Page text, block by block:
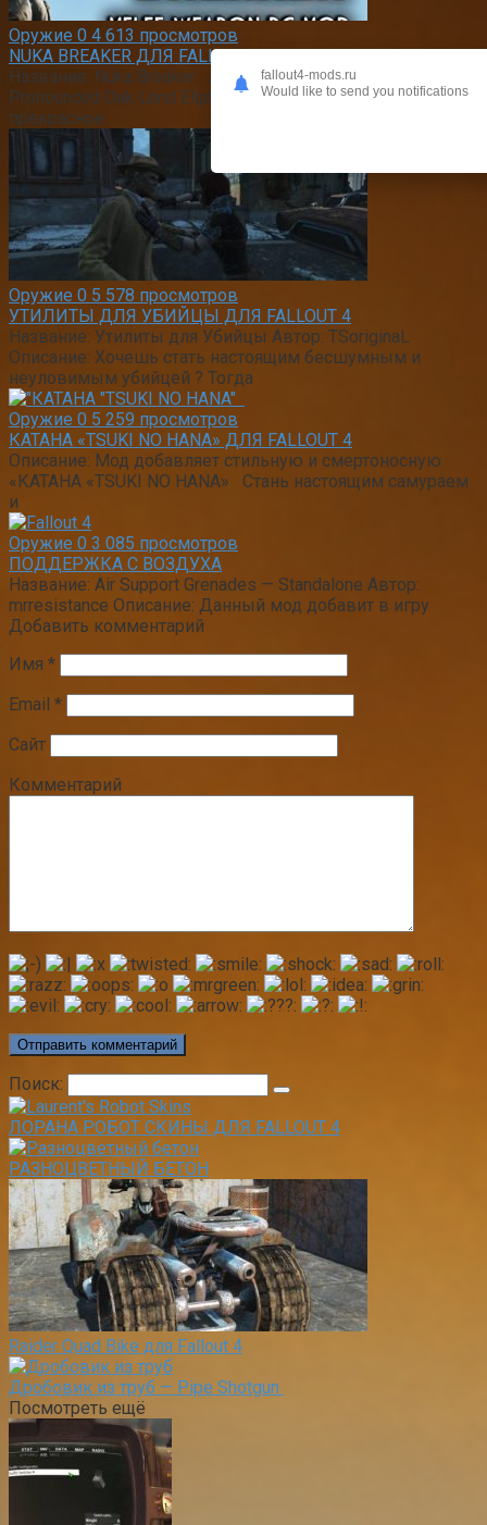
Оружие 0 4 613 просмотров
NUKA BREAKER ДЛЯ FALLOUT 4
Название: Nuka Breaker Автор: Oakland Elliff —
Pronounced Oak Lend Eliph Описание: Nuka Breaker-
прекрасное
Оружие 0 5 578 просмотров
УТИЛИТЫ ДЛЯ УБИЙЦЫ ДЛЯ FALLOUT 4
Название: Утилиты для Убийцы Автор: TSoriginaL
Описание: Хочешь стать настоящим бесшумным и
неуловимым убийцей ? Тогда
Оружие 0 5 259 просмотров
КАТАНА «TSUKI NO HANA» ДЛЯ FALLOUT 4
Описание: Мод добавляет стильную и смертоносную
«КАТАНА «TSUKI NO HANA» Стань настоящим самураем
и
Оружие 0 3 085 просмотров
ПОДДЕРЖКА С ВОЗДУХА
Название: Air Support Grenades — Standalone Автор:
mrresistance Описание: Данный мод добавит в игру
Добавить комментарий
Имя *
Email *
Сайт
Комментарий
Поиск:
ЛОРАНА РОБОТ СКИНЫ ДЛЯ FALLOUT 4
РАЗНОЦВЕТНЫЙ БЕТОН
Raider Quad Bike для Fallout 4
Дробовик из труб — Pipe Shotgun
Посмотреть ещё
fallout4-mods.ru
Would like to send you notifications